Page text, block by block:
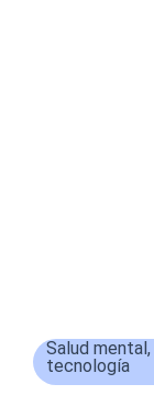
Salud mental ,
tecnología